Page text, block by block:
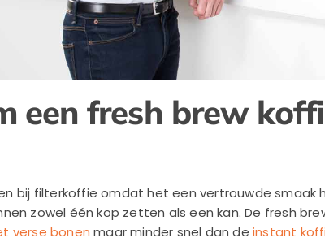
een fresh brew
bij filterkoffie omdat het een vertrouwde smaak
zowel één kop zetten als een kan. De fresh
verse bonen maar minder snel dan de instant